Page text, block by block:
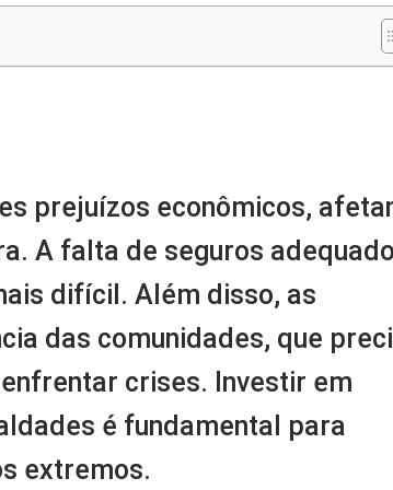
prejuízos econômicos,
A falta de seguros
difícil. Além disso, as
das comunidades, que
crises. Investir em
é fundamental para
extremos.